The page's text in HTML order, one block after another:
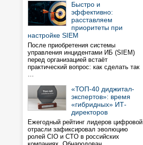
Быстро и
эффективно:
расставляем
приоритеты при
настройке SIEM
После приобретения системы
управления инцидентами ИБ (SIEM)
перед организацией встаёт
практический вопрос: как сделать так
…
«ТОП-40 диджитал-
экспертов»: время
«гибридных» ИТ-
директоров
Ежегодный рейтинг лидеров цифровой
отрасли зафиксировал эволюцию
ролей CIO и CTO в российских